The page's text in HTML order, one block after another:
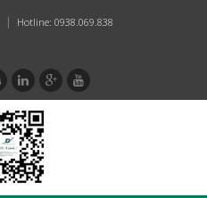
Hotline: 0938.069.838